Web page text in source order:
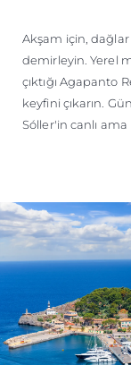
Akşam için, dağlar
demirleyin. Yerel
çıktığı Agapanto
keyfini çıkarın.
Sóller'in canlı